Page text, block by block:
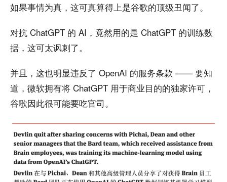
如果事情为真，这可真算得上是谷歌的顶级丑闻了。
对抗 ChatGPT 的 AI，竟然用的是 ChatGPT 的训练数
据，这可太讽刺了。
并且，这也明显违反了 OpenAI 的服务条款 —— 要知
道，微软拥有将 ChatGPT 用于商业目的的独家许可，
谷歌因此很可能要吃官司。